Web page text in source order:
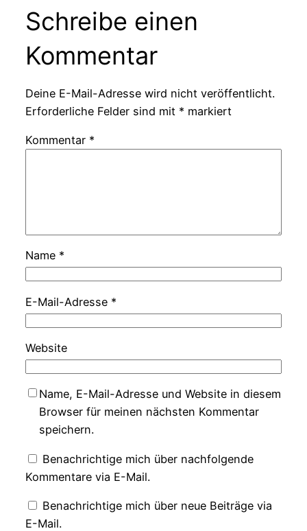
Schreibe einen
Kommentar
Deine E-Mail-Adresse wird nicht veröffentlicht.
Erforderliche Felder sind mit * markiert
Kommentar *
Name *
E-Mail-Adresse *
Website
Name, E-Mail-Adresse und Website in diesem
Browser für meinen nächsten Kommentar
speichern.
Benachrichtige mich über nachfolgende
Kommentare via E-Mail.
Benachrichtige mich über neue Beiträge via
E-Mail.